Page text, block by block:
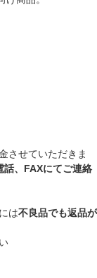
させていただきま
話、FAXにてご連絡
は不良品でも返品が